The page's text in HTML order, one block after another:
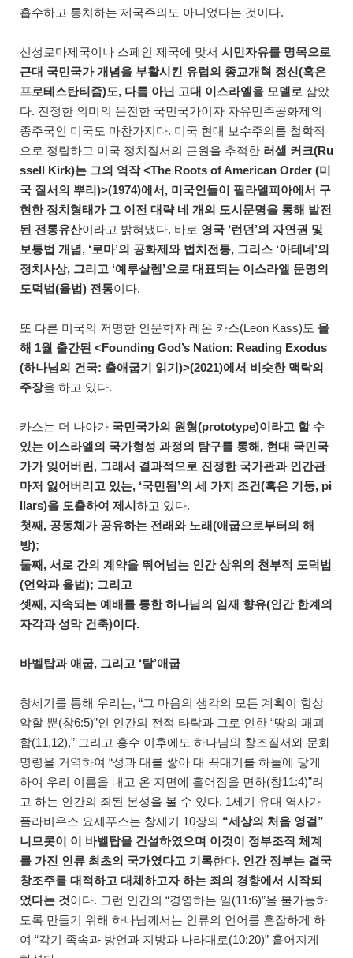
흡수하고 통치하는 제국주의도 아니었다는 것이다.
신성로마제국이나 스페인 제국에 맞서 시민자유를 명목으로
근대 국민국가 개념을 부활시킨 유럽의 종교개혁 정신(혹은
프로테스탄티즘)도, 다름 아닌 고대 이스라엘을 모델로 삼았
다. 진정한 의미의 온전한 국민국가이자 자유민주공화제의
종주국인 미국도 마찬가지다. 미국 현대 보수주의를 철학적
으로 정립하고 미국 정치질서의 근원을 추적한 러셀 커크(Ru
ssell Kirk)는 그의 역작 <The Roots of American Order (미
국 질서의 뿌리)>(1974)에서, 미국인들이 필라델피아에서 구
현한 정치형태가 그 이전 대략 네 개의 도시문명을 통해 발전
된 전통유산이라고 밝혀냈다. 바로 영국 ‘런던’의 자연권 및
보통법 개념, ‘로마’의 공화제와 법치전통, 그리스 ‘아테네’의
정치사상, 그리고 ‘예루살렘’으로 대표되는 이스라엘 문명의
도덕법(율법) 전통이다.
또 다른 미국의 저명한 인문학자 레온 카스(Leon Kass)도 올
해 1월 출간된 <Founding God’s Nation: Reading Exodus
(하나님의 건국: 출애굽기 읽기)>(2021)에서 비슷한 맥락의
주장을 하고 있다.
카스는 더 나아가 국민국가의 원형(prototype)이라고 할 수
있는 이스라엘의 국가형성 과정의 탐구를 통해, 현대 국민국
가가 잊어버린, 그래서 결과적으로 진정한 국가관과 인간관
마저 잃어버리고 있는, ‘국민됨’의 세 가지 조건(혹은 기둥, pi
llars)을 도출하여 제시하고 있다.
첫째, 공동체가 공유하는 전래와 노래(애굽으로부터의 해
방);
둘째, 서로 간의 계약을 뛰어넘는 인간 상위의 천부적 도덕법
(언약과 율법); 그리고
셋째, 지속되는 예배를 통한 하나님의 임재 향유(인간 한계의
자각과 성막 건축)이다.
바벨탑과 애굽, 그리고 ‘탈’애굽
창세기를 통해 우리는, “그 마음의 생각의 모든 계획이 항상
악할 뿐(창6:5)”인 인간의 전적 타락과 그로 인한 “땅의 패괴
함(11,12),” 그리고 홍수 이후에도 하나님의 창조질서와 문화
명령을 거역하여 “성과 대를 쌓아 대 꼭대기를 하늘에 닿게
하여 우리 이름을 내고 온 지면에 흩어짐을 면하(창11:4)”려
고 하는 인간의 죄된 본성을 볼 수 있다. 1세기 유대 역사가
플라비우스 요세푸스는 창세기 10장의 “세상의 처음 영걸”
니므롯이 이 바벨탑을 건설하였으며 이것이 정부조직 체계
를 가진 인류 최초의 국가였다고 기록한다. 인간 정부는 결국
창조주를 대적하고 대체하고자 하는 죄의 경향에서 시작되
었다는 것이다. 그런 인간의 “경영하는 일(11:6)”을 불가능하
도록 만들기 위해 하나님께서는 인류의 언어를 혼잡하게 하
여 “각기 족속과 방언과 지방과 나라대로(10:20)” 흩어지게